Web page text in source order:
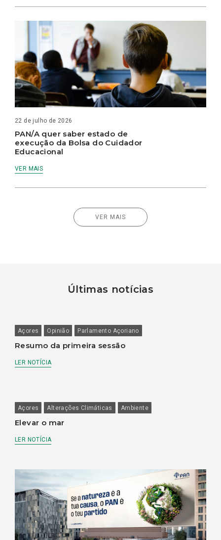
22 de julho de 2026
PAN/A quer saber estado de
execução da Bolsa do Cuidador
Educacional
VER MAIS
VER MAIS
Últimas notícias
Açores Opinião Parlamento Açoriano
Resumo da primeira sessão
LER NOTÍCIA
Açores Alterações Climáticas Ambiente
Elevar o mar
LER NOTÍCIA